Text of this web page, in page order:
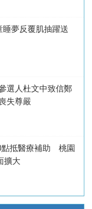
夢反覆肌抽躍送
選人杜文中致信鄭
失尊嚴
點抵醫療補助 桃園
擴大